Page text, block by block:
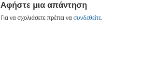
Αφήστε μια απάντηση
Για να σχολιάσετε πρέπει να συνδεθείτε.